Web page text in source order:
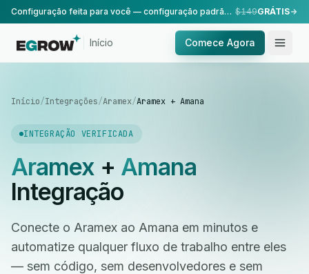
Configuração feita para você — configuração padrão, realizada pela nossa equipe. $149GRÁTIS
Início Comece Agora
Início/Integrações/Aramex/Aramex + Amana
INTEGRAÇÃO VERIFICADA
Aramex+ Amana
Integração
Conecte o Aramex ao Amana em minutos e
automatize qualquer fluxo de trabalho entre eles
— sem código, sem desenvolvedores e sem